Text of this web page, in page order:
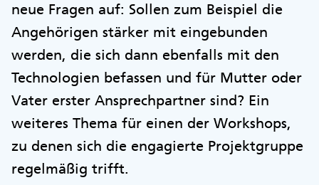
neue Fragen auf: Sollen zum Beispiel die
Angehörigen stärker mit eingebunden
werden, die sich dann ebenfalls mit den
Technologien befassen und für Mutter oder
Vater erster Ansprechpartner sind? Ein
weiteres Thema für einen der Workshops,
zu denen sich die engagierte Projektgruppe
regelmäßig trifft.